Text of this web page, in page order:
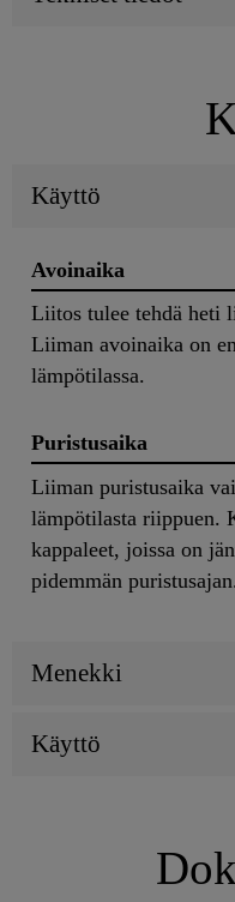
Käyttö
Avoinaika
Liitos tulee tehdä heti
Liiman avoinaika on
lämpötilassa.
Puristusaika
Liiman puristusaika
lämpötilasta riippuen.
kappaleet, joissa on
pidemmän puristusajan.
Menekki
Käyttö